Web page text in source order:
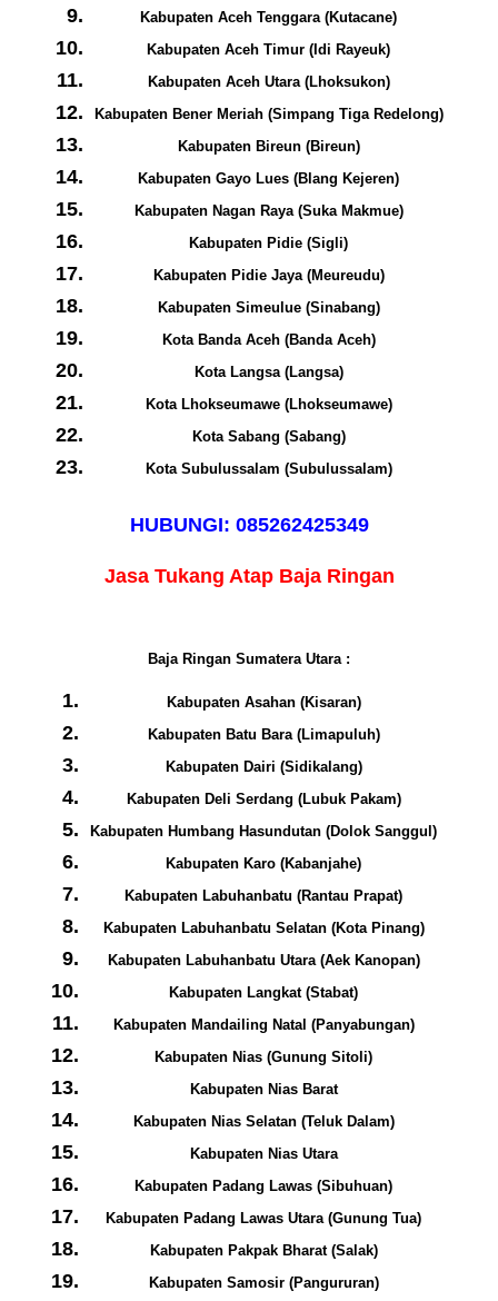
Kabupaten Aceh Tenggara (Kutacane)
Kabupaten Aceh Timur (Idi Rayeuk)
Kabupaten Aceh Utara (Lhoksukon)
Kabupaten Bener Meriah (Simpang Tiga Redelong)
Kabupaten Bireun (Bireun)
Kabupaten Gayo Lues (Blang Kejeren)
Kabupaten Nagan Raya (Suka Makmue)
Kabupaten Pidie (Sigli)
Kabupaten Pidie Jaya (Meureudu)
Kabupaten Simeulue (Sinabang)
Kota Banda Aceh (Banda Aceh)
Kota Langsa (Langsa)
Kota Lhokseumawe (Lhokseumawe)
Kota Sabang (Sabang)
Kota Subulussalam (Subulussalam)
HUBUNGI: 085262425349
Jasa Tukang Atap Baja Ringan
Baja Ringan Sumatera Utara :
Kabupaten Asahan (Kisaran)
Kabupaten Batu Bara (Limapuluh)
Kabupaten Dairi (Sidikalang)
Kabupaten Deli Serdang (Lubuk Pakam)
Kabupaten Humbang Hasundutan (Dolok Sanggul)
Kabupaten Karo (Kabanjahe)
Kabupaten Labuhanbatu (Rantau Prapat)
Kabupaten Labuhanbatu Selatan (Kota Pinang)
Kabupaten Labuhanbatu Utara (Aek Kanopan)
Kabupaten Langkat (Stabat)
Kabupaten Mandailing Natal (Panyabungan)
Kabupaten Nias (Gunung Sitoli)
Kabupaten Nias Barat
Kabupaten Nias Selatan (Teluk Dalam)
Kabupaten Nias Utara
Kabupaten Padang Lawas (Sibuhuan)
Kabupaten Padang Lawas Utara (Gunung Tua)
Kabupaten Pakpak Bharat (Salak)
Kabupaten Samosir (Pangururan)